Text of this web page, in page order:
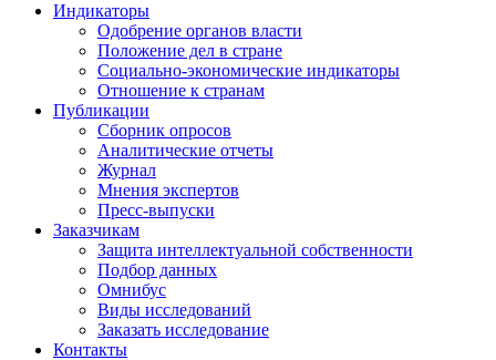
Индикаторы
Одобрение органов власти
Положение дел в стране
Социально-экономические индикаторы
Отношение к странам
Публикации
Сборник опросов
Аналитические отчеты
Журнал
Мнения экспертов
Пресс-выпуски
Заказчикам
Защита интеллектуальной собственности
Подбор данных
Омнибус
Виды исследований
Заказать исследование
Контакты